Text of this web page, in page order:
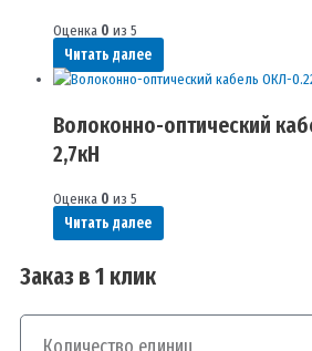
Оценка 0 из 5
Читать далее
Волоконно-оптический
2,7кН
Оценка 0 из 5
Читать далее
Заказ в 1 клик